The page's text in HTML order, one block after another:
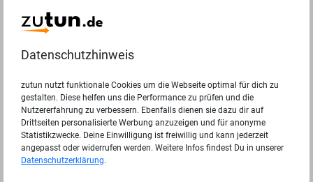
Jobangebote
Ergebnisse.
Datenschutzhinweis
zutun nutzt funktionale Cookies um die Webseite optimal für dich zu
gestalten. Diese helfen uns die Performance zu prüfen und die
Nutzererfahrung zu verbessern. Ebenfalls dienen sie dazu dir auf
Drittseiten personalisierte Werbung anzuzeigen und für anonyme
Statistikzwecke. Deine Einwilligung ist freiwillig und kann jederzeit
angepasst oder widerrufen werden. Weitere Infos findest Du in unserer
Datenschutzerklärung.